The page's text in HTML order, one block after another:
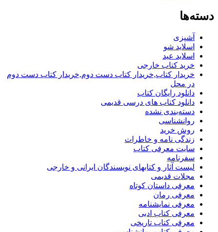
دسته‌ها
آشپزی
اسلاید شو
اسلاید عید
خرید کتاب خارجی
خریدار کتاب,خریدار کتاب دست دوم,خریدار کتاب دست دوم
در محل
دانلود رایگان کتاب
دانلود کتاب های درسی قدیمی
دسته‌بندی نشده
روانشناسی
روش خرید
زندگی نامه و خاطرات
سایت معرفی کتاب
سفرنامه
لیست آثار و کتابهای نویسندگان ایرانی و خارجی
مجلات قدیمی
معرفی داستان کوتاه
معرفی رمان
معرفی نمایشنامه
معرفی کتاب ادبی
معرفی کتاب تاریخی